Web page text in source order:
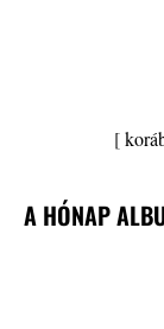
[
A HÓNAP